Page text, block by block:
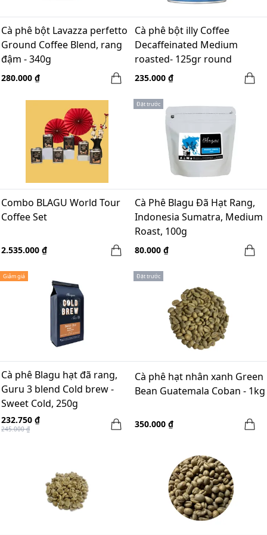
Cà phê bột Lavazza perfetto
Ground Coffee Blend, rang
đậm - 340g
280.000 ₫
Cà phê bột illy Coffee
Decaffeinated Medium
roasted- 125gr round
235.000 ₫
Combo BLAGU World Tour
Coffee Set
2.535.000 ₫
Đặt trước
Cà Phê Blagu Đã Hạt Rang,
Indonesia Sumatra, Medium
Roast, 100g
80.000 ₫
Giảm giá
Cà phê Blagu hạt đã rang,
Guru 3 blend Cold brew -
Sweet Cold, 250g
232.750 ₫
245.000 ₫
Đặt trước
Cà phê hạt nhân xanh Green
Bean Guatemala Coban - 1kg
350.000 ₫